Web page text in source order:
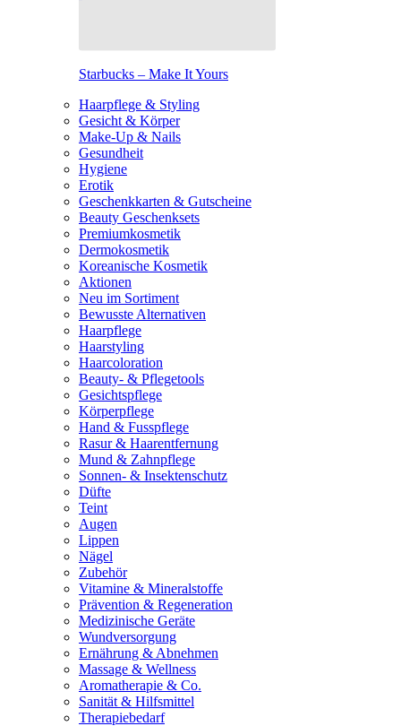
Starbucks – Make It Yours
Haarpflege & Styling
Gesicht & Körper
Make-Up & Nails
Gesundheit
Hygiene
Erotik
Geschenkkarten & Gutscheine
Beauty Geschenksets
Premiumkosmetik
Dermokosmetik
Koreanische Kosmetik
Aktionen
Neu im Sortiment
Bewusste Alternativen
Haarpflege
Haarstyling
Haarcoloration
Beauty- & Pflegetools
Gesichtspflege
Körperpflege
Hand & Fusspflege
Rasur & Haarentfernung
Mund & Zahnpflege
Sonnen- & Insektenschutz
Düfte
Teint
Augen
Lippen
Nägel
Zubehör
Vitamine & Mineralstoffe
Prävention & Regeneration
Medizinische Geräte
Wundversorgung
Ernährung & Abnehmen
Massage & Wellness
Aromatherapie & Co.
Sanität & Hilfsmittel
Therapiebedarf